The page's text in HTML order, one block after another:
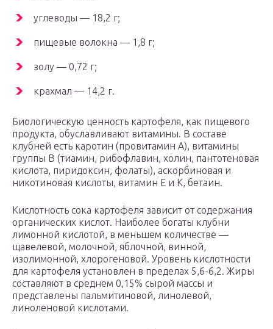
углеводы — 18,2 г;
пищевые волокна — 1,8 г;
золу — 0,72 г;
крахмал — 14,2 г.
Биологическую ценность картофеля, как пищевого
продукта, обуславливают витамины. В составе
клубней есть каротин (провитамин А), витамины
группы В (тиамин, рибофлавин, холин, пантотеновая
кислота, пиридоксин, фолаты), аскорбиновая и
никотиновая кислоты, витамин Е и К, бетаин.
Кислотность сока картофеля зависит от содержания
органических кислот. Наиболее богаты клубни
лимонной кислотой, в меньшем количестве —
щавелевой, молочной, яблочной, винной,
изолимонной, хлорогеновой. Уровень кислотности
для картофеля установлен в пределах 5,6-6,2. Жиры
составляют в среднем 0,15% сырой массы и
представлены пальмитиновой, линолевой,
линоленовой кислотами.